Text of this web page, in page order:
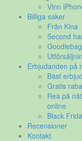
Vinn
Billiga saker
Från Kina
Second
Erbjudanden på
Bäst
Gratis
Rea på
online
Black
Recensioner
Kontakt